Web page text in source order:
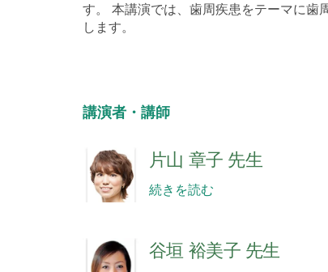
す。 本講演では、歯周疾患をテーマに歯
します。
講演者・講師
片山 章子 先生
続きを読む
谷垣 裕美子 先生